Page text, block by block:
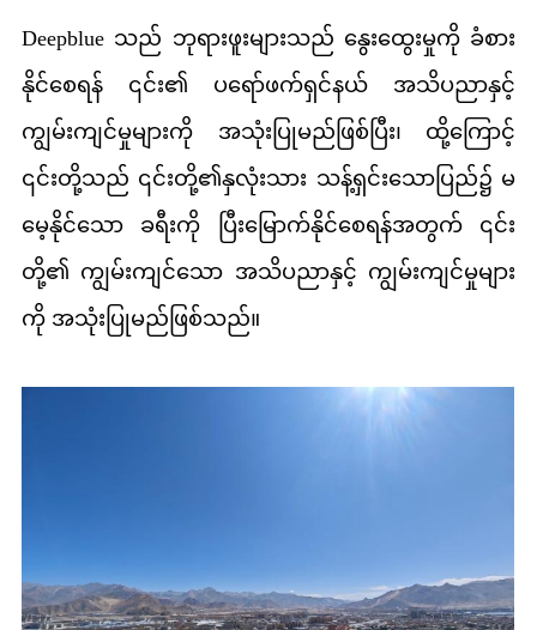
Deepblue သည် ဘုရားဖူးများသည် နွေးထွေးမှုကို ခံစား
နိုင်စေရန် ၎င်း၏ ပရော်ဖက်ရှင်နယ် အသိပညာနှင့်
ကျွမ်းကျင်မှုများကို အသုံးပြုမည်ဖြစ်ပြီး၊ ထို့ကြောင့်
၎င်းတို့သည် ၎င်းတို့၏နှလုံးသား သန့်ရှင်းသောပြည်၌ မ
မေ့နိုင်သော ခရီးကို ပြီးမြောက်နိုင်စေရန်အတွက် ၎င်း
တို့၏ ကျွမ်းကျင်သော အသိပညာနှင့် ကျွမ်းကျင်မှုများ
ကို အသုံးပြုမည်ဖြစ်သည်။